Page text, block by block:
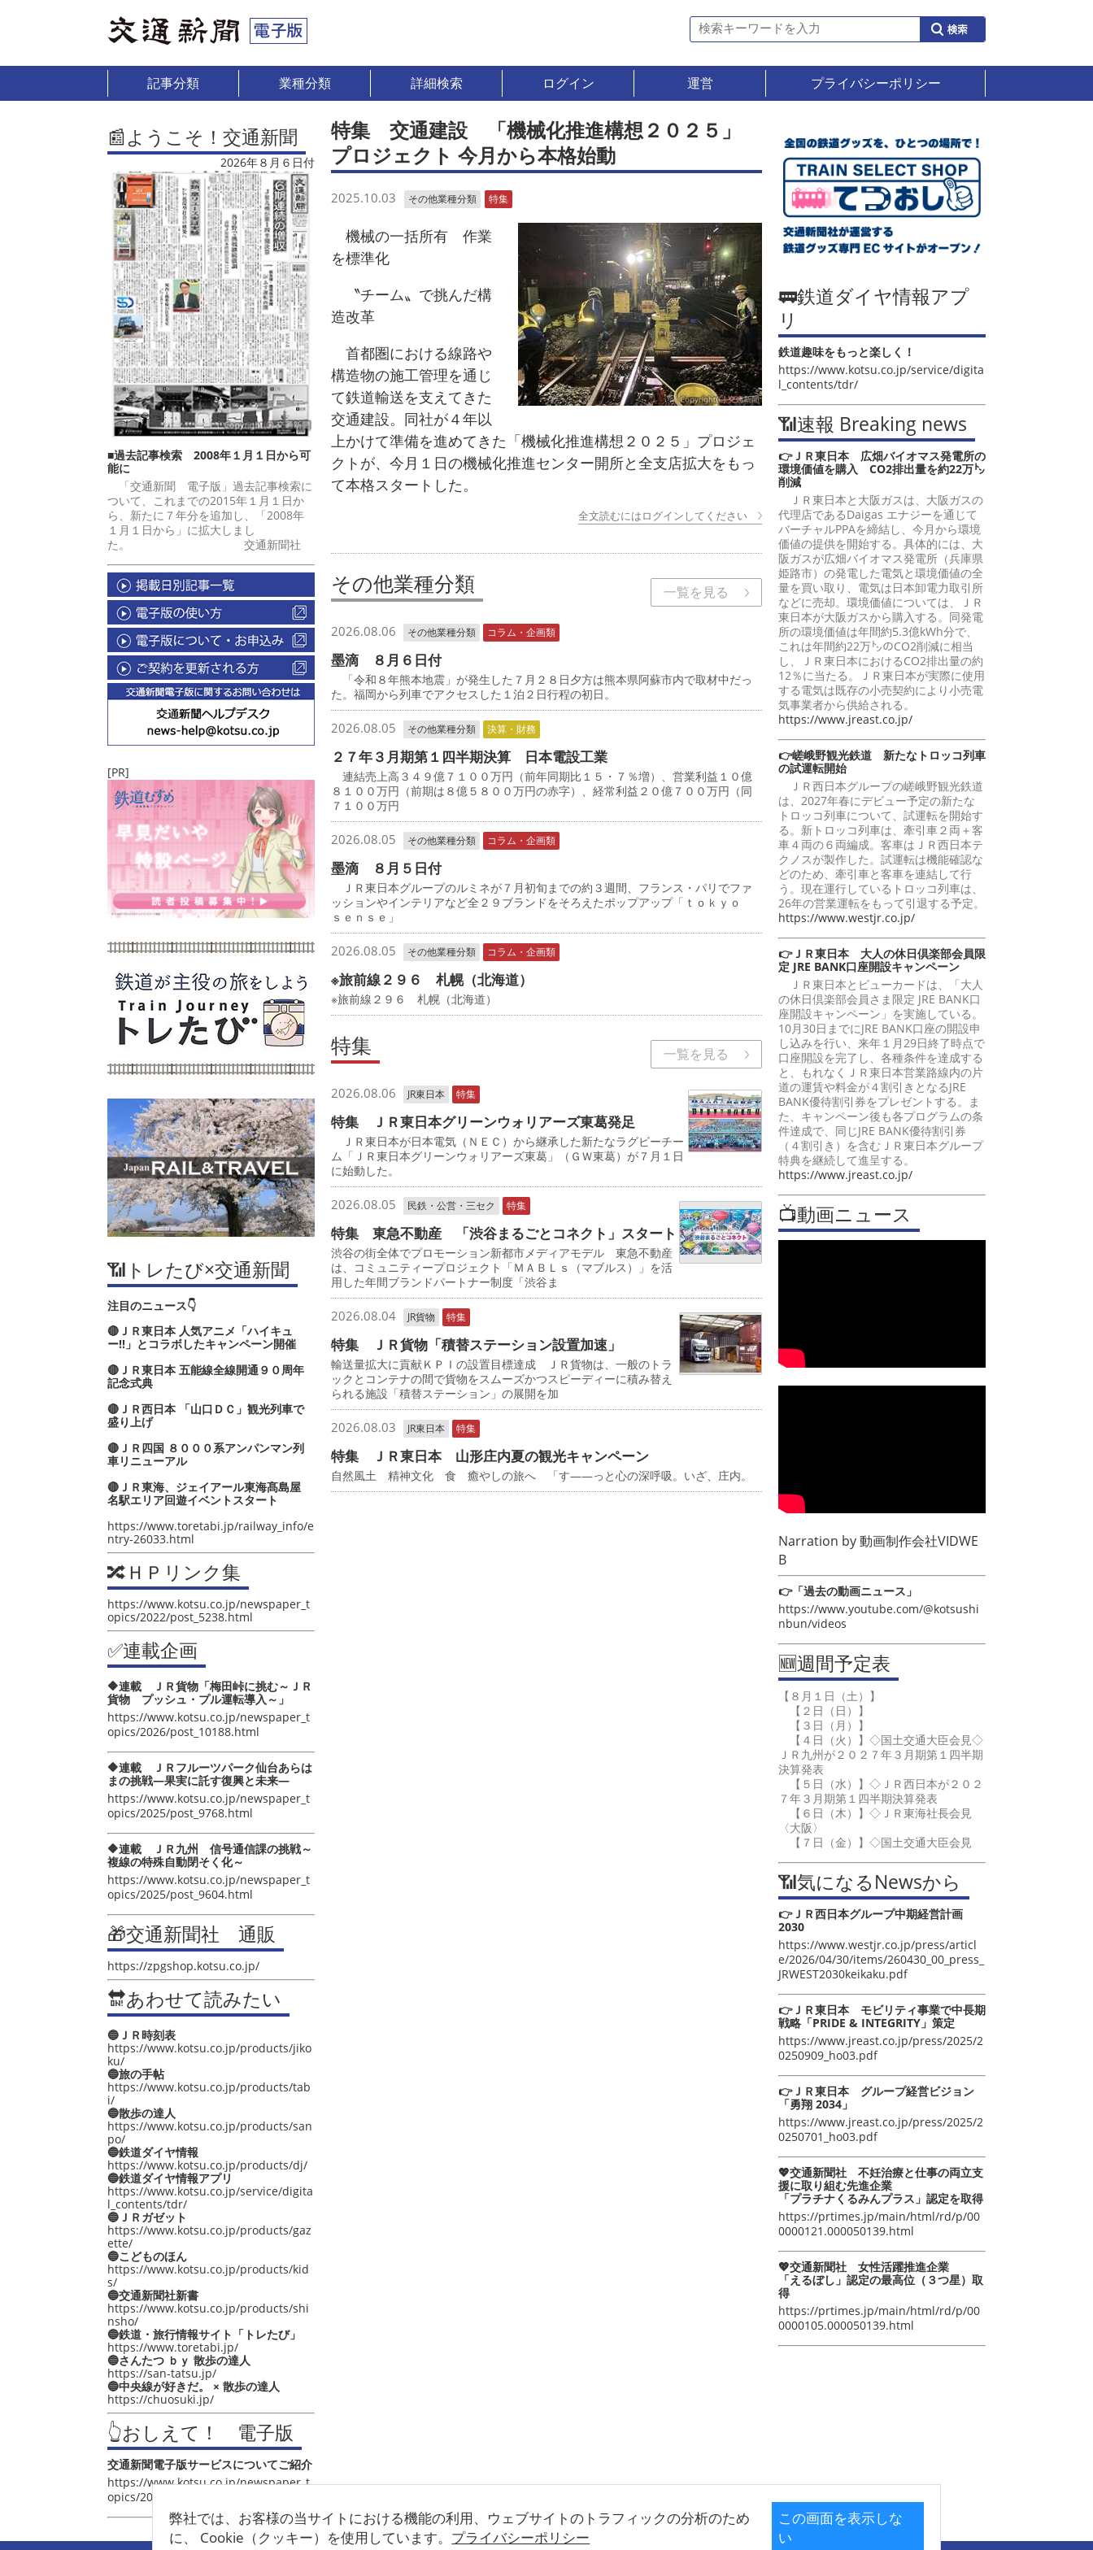
記事分類 業種分類 詳細検索 ログイン 運営 プライバシーポリシー
弊社では、お客様の当サイトにおける機能の利用、ウェブサイトのトラフィックの分析のため
に、 Cookie（クッキー）を使用しています。 プライバシーポリシー
この画面を表示しな
い
📰ようこそ！交通新聞
2026年８月６日付
■過去記事検索 2008年１月１日から可
能に
「交通新聞 電子版」過去記事検索に
ついて、これまでの2015年１月１日か
ら、新たに７年分を追加し、「2008年
１月１日から」に拡大しまし
た。 交通新聞社
[PR]
📶トレたび×交通新聞
注目のニュース👇
🔴ＪＲ東日本 人気アニメ「ハイキュ
ー‼」とコラボしたキャンペーン開催
🔴ＪＲ東日本 五能線全線開通９０周年
記念式典
🔴ＪＲ西日本 「山口ＤＣ」観光列車で
盛り上げ
🔴ＪＲ四国 ８０００系アンパンマン列
車リニューアル
🔴ＪＲ東海、ジェイアール東海髙島屋
名駅エリア回遊イベントスタート
https://www.toretabi.jp/railway_info/e
ntry-26033.html
🔀ＨＰリンク集
https://www.kotsu.co.jp/newspaper_t
opics/2022/post_5238.html
✅連載企画
🔶連載 ＪＲ貨物「梅田峠に挑む～ＪＲ
貨物 プッシュ・プル運転導入～」
https://www.kotsu.co.jp/newspaper_t
opics/2026/post_10188.html
🔶連載 ＪＲフルーツパーク仙台あらは
まの挑戦―果実に託す復興と未来―
https://www.kotsu.co.jp/newspaper_t
opics/2025/post_9768.html
🔶連載 ＪＲ九州 信号通信課の挑戦～
複線の特殊自動閉そく化～
https://www.kotsu.co.jp/newspaper_t
opics/2025/post_9604.html
🎁交通新聞社 通販
https://zpgshop.kotsu.co.jp/
🔛あわせて読みたい
🔵ＪＲ時刻表
https://www.kotsu.co.jp/products/jiko
ku/
🔵旅の手帖
https://www.kotsu.co.jp/products/tab
i/
🔵散歩の達人
https://www.kotsu.co.jp/products/san
po/
🔵鉄道ダイヤ情報
https://www.kotsu.co.jp/products/dj/
🔵鉄道ダイヤ情報アプリ
https://www.kotsu.co.jp/service/digita
l_contents/tdr/
🔵ＪＲガゼット
https://www.kotsu.co.jp/products/gaz
ette/
🔵こどものほん
https://www.kotsu.co.jp/products/kid
s/
🔵交通新聞社新書
https://www.kotsu.co.jp/products/shi
nsho/
🔵鉄道・旅行情報サイト「トレたび」
https://www.toretabi.jp/
🔵さんたつ ｂｙ 散歩の達人
https://san-tatsu.jp/
🔵中央線が好きだ。 × 散歩の達人
https://chuosuki.jp/
👆おしえて！ 電子版
交通新聞電子版サービスについてご紹介
https://www.kotsu.co.jp/newspaper_t
opics/2021/post_4048.html
特集 交通建設 「機械化推進構想２０２５」
プロジェクト 今月から本格始動
2025.10.03 その他業種分類 特集
機械の一括所有 作業
を標準化
〝チーム〟で挑んだ構
造改革
首都圏における線路や
構造物の施工管理を通じ
て鉄道輸送を支えてきた
交通建設。同社が４年以
上かけて準備を進めてきた「機械化推進構想２０２５」プロジェ
クトが、今月１日の機械化推進センター開所と全支店拡大をもっ
て本格スタートした。
全文読むにはログインしてください
その他業種分類 一覧を見る
2026.08.06 その他業種分類 コラム・企画類
墨滴 ８月６日付
「令和８年熊本地震」が発生した７月２８日夕方は熊本県阿蘇市内で取材中だっ
た。福岡から列車でアクセスした１泊２日行程の初日。
2026.08.05 その他業種分類 決算・財務
２７年３月期第１四半期決算 日本電設工業
連結売上高３４９億７１００万円（前年同期比１５・７％増）、営業利益１０億
８１００万円（前期は８億５８００万円の赤字）、経常利益２０億７００万円（同
７１００万円
2026.08.05 その他業種分類 コラム・企画類
墨滴 ８月５日付
ＪＲ東日本グループのルミネが７月初旬までの約３週間、フランス・パリでファ
ッションやインテリアなど全２９ブランドをそろえたポップアップ「ｔｏｋｙｏ
ｓｅｎｓｅ」
2026.08.05 その他業種分類 コラム・企画類
※旅前線２９６ 札幌（北海道）
※旅前線２９６ 札幌（北海道）
特集 一覧を見る
2026.08.06 JR東日本 特集
特集 ＪＲ東日本グリーンウォリアーズ東葛発足
ＪＲ東日本が日本電気（ＮＥＣ）から継承した新たなラグビーチー
ム「ＪＲ東日本グリーンウォリアーズ東葛」（ＧＷ東葛）が７月１日
に始動した。
2026.08.05 民鉄・公営・三セク 特集
特集 東急不動産 「渋谷まるごとコネクト」スタート
渋谷の街全体でプロモーション新都市メディアモデル 東急不動産
は、コミュニティープロジェクト「ＭＡＢＬｓ（マブルス）」を活
用した年間ブランドパートナー制度「渋谷ま
2026.08.04 JR貨物 特集
特集 ＪＲ貨物「積替ステーション設置加速」
輸送量拡大に貢献ＫＰＩの設置目標達成 ＪＲ貨物は、一般のトラ
ックとコンテナの間で貨物をスムーズかつスピーディーに積み替え
られる施設「積替ステーション」の展開を加
2026.08.03 JR東日本 特集
特集 ＪＲ東日本 山形庄内夏の観光キャンペーン
自然風土 精神文化 食 癒やしの旅へ 「す――っと心の深呼吸。いざ、庄内。
🚃鉄道ダイヤ情報アプ
リ
鉄道趣味をもっと楽しく！
https://www.kotsu.co.jp/service/digita
l_contents/tdr/
📶速報 Breaking news
👉ＪＲ東日本 広畑バイオマス発電所の
環境価値を購入 CO2排出量を約22万㌧
削減
ＪＲ東日本と大阪ガスは、大阪ガスの
代理店であるDaigas エナジーを通じて
バーチャルPPAを締結し、今月から環境
価値の提供を開始する。具体的には、大
阪ガスが広畑バイオマス発電所（兵庫県
姫路市）の発電した電気と環境価値の全
量を買い取り、電気は日本卸電力取引所
などに売却。環境価値については、ＪＲ
東日本が大阪ガスから購入する。同発電
所の環境価値は年間約5.3億kWh分で、
これは年間約22万㌧のCO2削減に相当
し、ＪＲ東日本におけるCO2排出量の約
12％に当たる。ＪＲ東日本が実際に使用
する電気は既存の小売契約により小売電
気事業者から供給される。
https://www.jreast.co.jp/
👉嵯峨野観光鉄道 新たなトロッコ列車
の試運転開始
ＪＲ西日本グループの嵯峨野観光鉄道
は、2027年春にデビュー予定の新たな
トロッコ列車について、試運転を開始す
る。新トロッコ列車は、牽引車２両＋客
車４両の６両編成。客車はＪＲ西日本テ
クノスが製作した。試運転は機能確認な
どのため、牽引車と客車を連結して行
う。現在運行しているトロッコ列車は、
26年の営業運転をもって引退する予定。
https://www.westjr.co.jp/
👉ＪＲ東日本 大人の休日倶楽部会員限
定 JRE BANK口座開設キャンペーン
ＪＲ東日本とビューカードは、「大人
の休日倶楽部会員さま限定 JRE BANK口
座開設キャンペーン」を実施している。
10月30日までにJRE BANK口座の開設申
し込みを行い、来年１月29日終了時点で
口座開設を完了し、各種条件を達成する
と、もれなくＪＲ東日本営業路線内の片
道の運賃や料金が４割引きとなるJRE
BANK優待割引券をプレゼントする。ま
た、キャンペーン後も各プログラムの条
件達成で、同じJRE BANK優待割引券
（４割引き）を含むＪＲ東日本グループ
特典を継続して進呈する。
https://www.jreast.co.jp/
📺動画ニュース
Narration by動画制作会社VIDWE
B
👉「過去の動画ニュース」
https://www.youtube.com/@kotsushi
nbun/videos
🆕週間予定表
【８月１日（土）】
【２日（日）】
【３日（月）】
【４日（火）】◇国土交通大臣会見◇
ＪＲ九州が２０２７年３月期第１四半期
決算発表
【５日（水）】◇ＪＲ西日本が２０２
７年３月期第１四半期決算発表
【６日（木）】◇ＪＲ東海社長会見
〈大阪〉
【７日（金）】◇国土交通大臣会見
📶気になるNewsから
👉ＪＲ西日本グループ中期経営計画
2030
https://www.westjr.co.jp/press/articl
e/2026/04/30/items/260430_00_press_
JRWEST2030keikaku.pdf
👉ＪＲ東日本 モビリティ事業で中長期
戦略「PRIDE & INTEGRITY」策定
https://www.jreast.co.jp/press/2025/2
0250909_ho03.pdf
👉ＪＲ東日本 グループ経営ビジョン
「勇翔 2034」
https://www.jreast.co.jp/press/2025/2
0250701_ho03.pdf
💖交通新聞社 不妊治療と仕事の両立支
援に取り組む先進企業
「プラチナくるみんプラス」認定を取得
https://prtimes.jp/main/html/rd/p/00
0000121.000050139.html
💖交通新聞社 女性活躍推進企業
「えるぼし」認定の最高位（３つ星）取
得
https://prtimes.jp/main/html/rd/p/00
0000105.000050139.html